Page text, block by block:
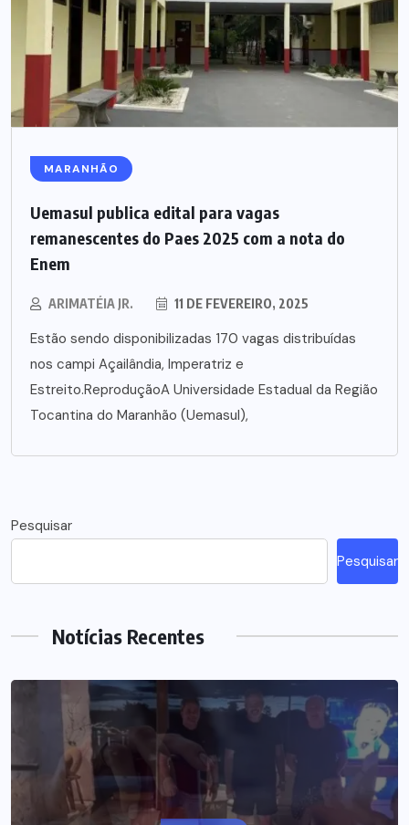
MARANHÃO
Uemasul publica edital para vagas
remanescentes do Paes 2025 com a nota do
Enem
ARIMATÉIA JR. 11 DE FEVEREIRO, 2025
Estão sendo disponibilizadas 170 vagas distribuídas
nos campi Açailândia, Imperatriz e
Estreito.ReproduçãoA Universidade Estadual da Região
Tocantina do Maranhão (Uemasul),
Pesquisar
Pesquisar
Notícias Recentes